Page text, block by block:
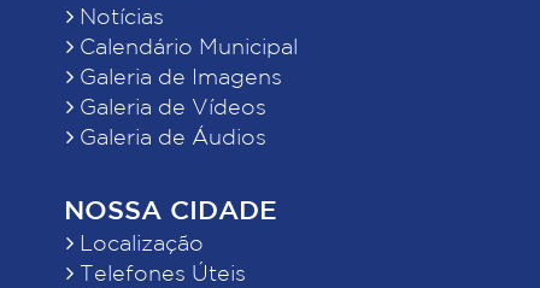
Notícias
Calendário Municipal
Galeria de Imagens
Galeria de Vídeos
Galeria de Áudios
NOSSA CIDADE
Localização
Telefones Úteis